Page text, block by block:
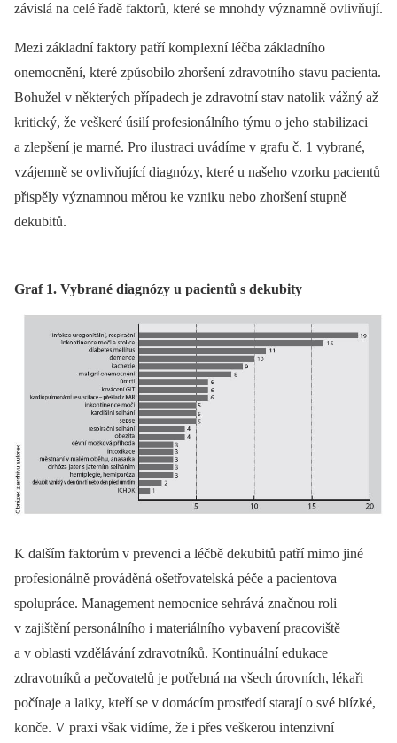
závislá na celé řadě faktorů, které se mnohdy významně ovlivňují.
Mezi základní faktory patří komplexní léčba základního
onemocnění, které způsobilo zhoršení zdravotního stavu pacienta.
Bohužel v některých případech je zdravotní stav natolik vážný až
kritický, že veškeré úsilí profesionálního týmu o jeho stabilizaci
a zlepšení je marné. Pro ilustraci uvádíme v grafu č. 1 vybrané,
vzájemně se ovlivňující diagnózy, které u našeho vzorku pacientů
přispěly významnou měrou ke vzniku nebo zhoršení stupně
dekubitů.
Graf 1. Vybrané diagnózy u pacientů s dekubity
K dalším faktorům v prevenci a léčbě dekubitů patří mimo jiné
profesionálně prováděná ošetřovatelská péče a pacientova
spolupráce. Management nemocnice sehrává značnou roli
v zajištění personálního i materiálního vybavení pracoviště
a v oblasti vzdělávání zdravotníků. Kontinuální edukace
zdravotníků a pečovatelů je potřebná na všech úrovních, lékaři
počínaje a laiky, kteří se v domácím prostředí starají o své blízké,
konče. V praxi však vidíme, že i přes veškerou intenzivní